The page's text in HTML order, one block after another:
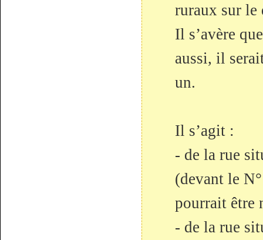
ruraux sur le
Il s’avère
aussi, il
un.
Il s’agit :
- de la rue
(devant le
pourrait être
- de la rue